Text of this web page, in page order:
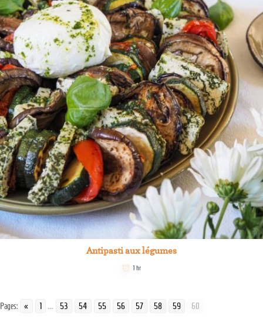
Antipasti aux légumes
1 hr
Pages: « 1 ... 53 54 55 56 57 58 59 60